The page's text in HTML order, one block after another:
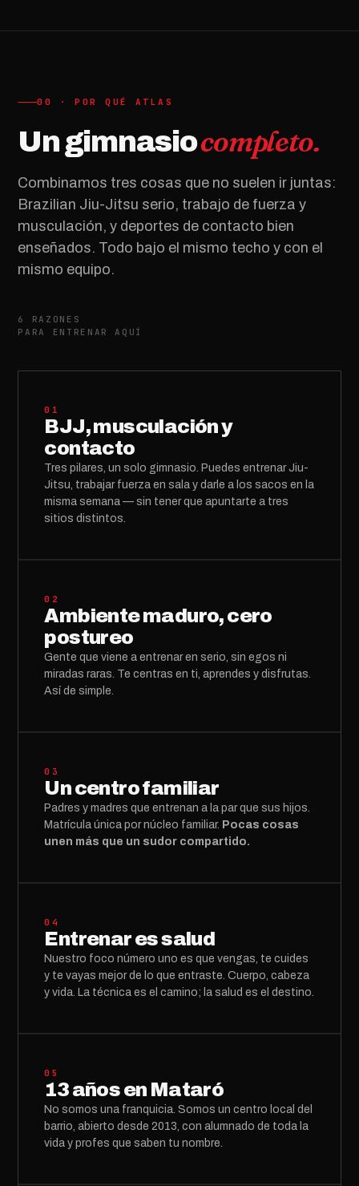
00 · POR QUÉ ATLAS
Un gimnasiocompleto.
Combinamos tres cosas que no suelen ir juntas:
Brazilian Jiu-Jitsu serio, trabajo de fuerza y
musculación, y deportes de contacto bien
enseñados. Todo bajo el mismo techo y con el
mismo equipo.
6 RAZONES
PARA ENTRENAR AQUÍ
01
BJJ, musculación y
contacto
Tres pilares, un solo gimnasio. Puedes entrenar Jiu-
Jitsu, trabajar fuerza en sala y darle a los sacos en la
misma semana — sin tener que apuntarte a tres
sitios distintos.
02
Ambiente maduro, cero
postureo
Gente que viene a entrenar en serio, sin egos ni
miradas raras. Te centras en ti, aprendes y disfrutas.
Así de simple.
03
Un centro familiar
Padres y madres que entrenan a la par que sus hijos.
Matrícula única por núcleo familiar. Pocas cosas
unen más que un sudor compartido.
04
Entrenar es salud
Nuestro foco número uno es que vengas, te cuides
y te vayas mejor de lo que entraste. Cuerpo, cabeza
y vida. La técnica es el camino; la salud es el destino.
05
13 años en Mataró
No somos una franquicia. Somos un centro local del
barrio, abierto desde 2013, con alumnado de toda la
vida y profes que saben tu nombre.